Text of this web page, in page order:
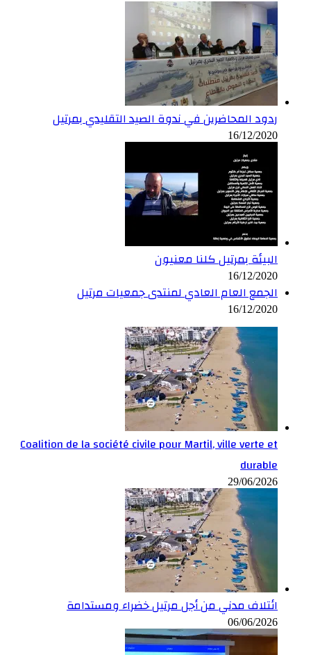
ردود المحاضرين في ندوة الصيد التقليدي بمرتيل
16/12/2020
البيئة بمرتيل كلنا معنيون
16/12/2020
الجمع العام العادي لمنتدى جمعيات مرتيل
16/12/2020
Coalition de la société civile pour Martil, ville verte et
durable
29/06/2026
ائتلاف مدني من أجل مرتيل خضراء ومستدامة
06/06/2026